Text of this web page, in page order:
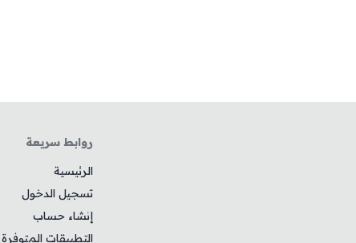
روابط سريعة
الرئيسية
تسجيل الدخول
إنشاء حساب
التطبيقات المتوفرة